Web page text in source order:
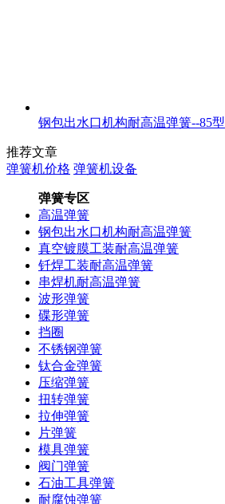
钢包出水口机构耐高温弹簧--85型
推荐文章
弹簧机价格 弹簧机设备
弹簧专区
高温弹簧
钢包出水口机构耐高温弹簧
真空镀膜工装耐高温弹簧
钎焊工装耐高温弹簧
串焊机耐高温弹簧
波形弹簧
碟形弹簧
挡圈
不锈钢弹簧
钛合金弹簧
压缩弹簧
扭转弹簧
拉伸弹簧
片弹簧
模具弹簧
阀门弹簧
石油工具弹簧
耐腐蚀弹簧